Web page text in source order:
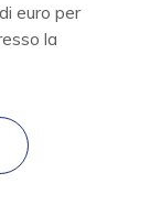
euro per
la